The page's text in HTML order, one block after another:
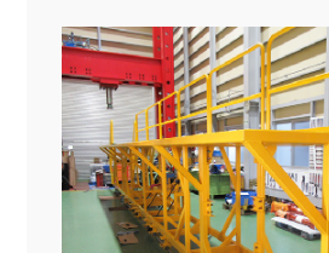
关于我们
社长致辞
公司概况
企业理念
发展历程
基地・集团公司
业务介绍
业务介绍
Mobility Solutions业务
转向架类相关产品
柴油机车类相关产品
可持续发展
可持续发展
联系我们